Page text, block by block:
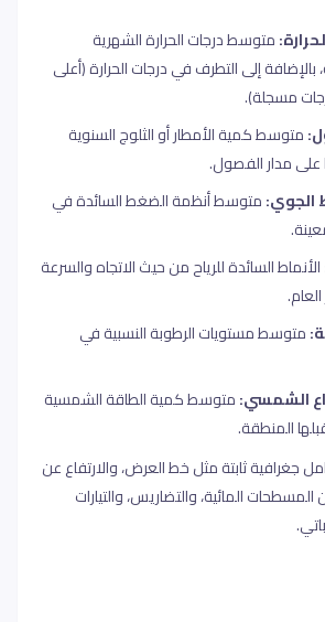
متوسط درجات الحرارة الشهرية
بالإضافة إلى التطرف في درجات الحرارة (أعلى
مسجلة).
:متوسط كمية الأمطار أو الثلوج السنوية
على مدار الفصول.
الجوي:متوسط أنظمة الضغط السائدة في
.
الأنماط السائدة للرياح من حيث الاتجاه والسرعة
.
متوسط مستويات الرطوبة النسبية في
الشمسي:متوسط كمية الطاقة الشمسية
المنطقة.
جغرافية ثابتة مثل خط العرض، والارتفاع عن
المائية، والتضاريس، والتيارات
.